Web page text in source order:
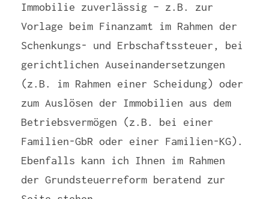
Immobilie zuverlässig – z.B. zur
Vorlage beim Finanzamt im Rahmen der
Schenkungs- und Erbschaftssteuer, bei
gerichtlichen Auseinandersetzungen
(z.B. im Rahmen einer Scheidung) oder
zum Auslösen der Immobilien aus dem
Betriebsvermögen (z.B. bei einer
Familien-GbR oder einer Familien-KG).
Ebenfalls kann ich Ihnen im Rahmen
der Grundsteuerreform beratend zur